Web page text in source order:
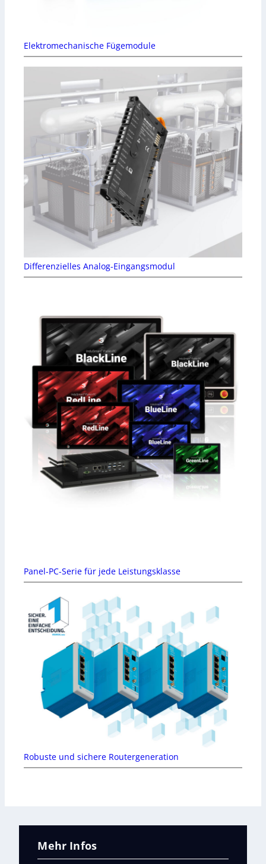
Elektromechanische Fügemodule
Differenzielles Analog-Eingangsmodul
Panel-PC-Serie für jede Leistungsklasse
Robuste und sichere Routergeneration
Mehr Infos